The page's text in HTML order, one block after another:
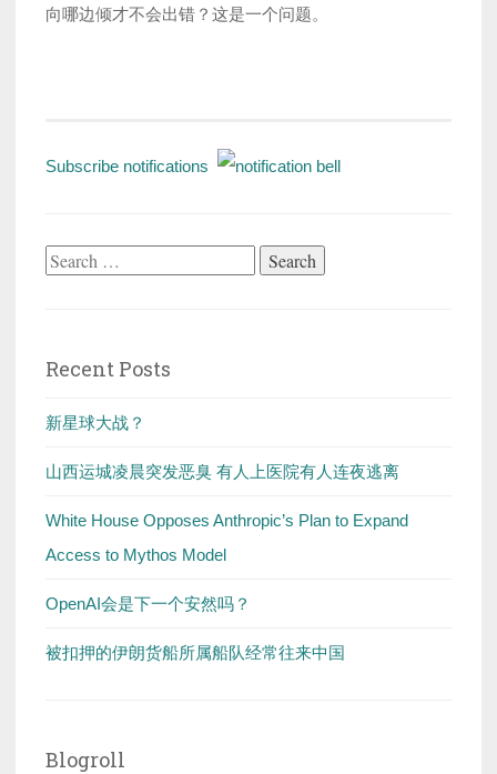
向哪边倾才不会出错？这是一个问题。
Subscribe notifications
Search
Recent Posts
新星球大战？
山西运城凌晨突发恶臭 有人上医院有人连夜逃离
White House Opposes Anthropic’s Plan to Expand
Access to Mythos Model
OpenAI会是下一个安然吗？
被扣押的伊朗货船所属船队经常往来中国
Blogroll